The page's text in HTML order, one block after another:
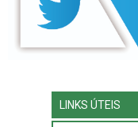
LINKS ÚTEIS